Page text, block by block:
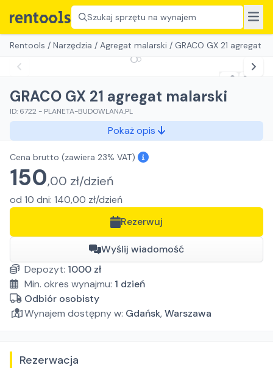
Szukaj sprzętu na wynajem
Rentools / Narzędzia / Agregat malarski / GRACO GX 21 agregat
GRACO GX 21 agregat malarski
ID: 6722 - PLANETA-BUDOWLANA.PL
Pokaż opis
Cena brutto (zawiera 23% VAT)
150,00 zł/dzień
od 10 dni: 140,00 zł/dzień
Rezerwuj
Wyślij wiadomość
Depozyt: 1000 zł
Min. okres wynajmu: 1 dzień
Odbiór osobisty
Wynajem dostępny w: Gdańsk,Warszawa
Rezerwacja